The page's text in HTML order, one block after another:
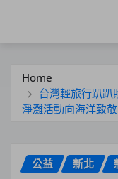
Home
台灣輕旅行趴
淨灘活動向海洋致敬
公益 新北